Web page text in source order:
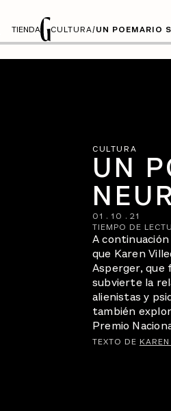
TIENDA CULTURA/UN POEMARIO
CULTURA
UN
01 . 10 . 21
TIEMPO DE
A
que Karen
Asperger, que
subvierte la
alienistas y
también
Premio
TEXTO DE